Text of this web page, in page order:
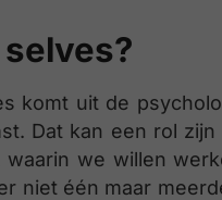
komt uit de
Dat kan een rol
we willen
niet één maar